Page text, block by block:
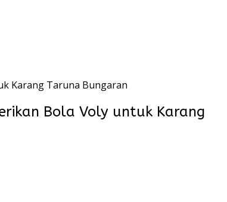
Karang Taruna Bungaran
Bola Voly untuk Karang